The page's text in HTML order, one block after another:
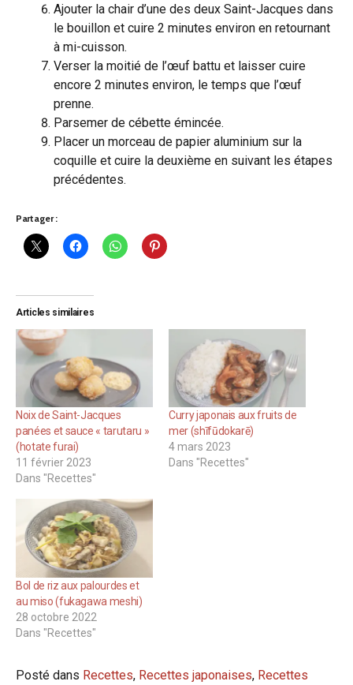
Ajouter la chair d’une des deux Saint-Jacques dans
le bouillon et cuire 2 minutes environ en retournant
à mi-cuisson.
Verser la moitié de l’œuf battu et laisser cuire
encore 2 minutes environ, le temps que l’œuf
prenne.
Parsemer de cébette émincée.
Placer un morceau de papier aluminium sur la
coquille et cuire la deuxième en suivant les étapes
précédentes.
Partager :
Articles similaires
Noix de Saint-Jacques
panées et sauce « tarutaru »
(hotate furai)
11 février 2023
Dans "Recettes"
Curry japonais aux fruits de
mer (shīfūdokarē)
4 mars 2023
Dans "Recettes"
Bol de riz aux palourdes et
au miso (fukagawa meshi)
28 octobre 2022
Dans "Recettes"
Posté dans Recettes, Recettes japonaises, Recettes